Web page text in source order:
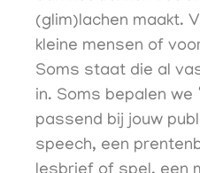
(glim)lachen maakt.
kleine mensen of
Soms staat die al
in. Soms bepalen we
passend bij jouw
speech, een